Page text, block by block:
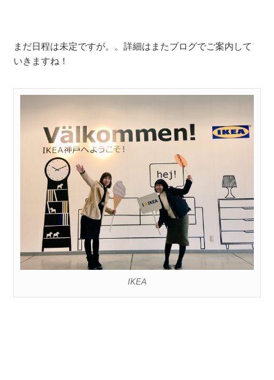
まだ日程は未定ですが。。詳細はまたブログでご案内して
いきますね！
IKEA